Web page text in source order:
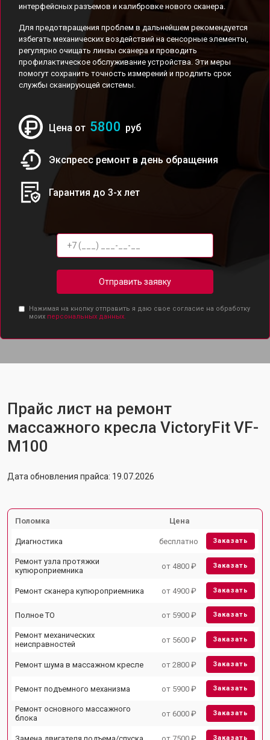
интерфейсных разъемов и калибровке нового сканера.
Для предотвращения проблем в дальнейшем рекомендуется
избегать механических воздействий на сенсорные элементы,
регулярно очищать линзы сканера и проводить
профилактическое обслуживание устройства. Эти меры
помогут сохранить точность измерений и продлить срок
службы сканирующей системы.
Цена от 5800 руб
Экспресс ремонт в день обращения
Гарантия до 3-х лет
Отправить заявку
Нажимая на кнопку отправить я даю свое согласие на обработку
моих персональных данных.
Прайс лист на ремонт
массажного кресла VictoryFit VF-
M100
Дата обновления прайса: 19.07.2026
Поломка Цена
Диагностика бесплатно Заказать
Ремонт узла протяжки
купюроприемника
от 4800 ₽ Заказать
Ремонт сканера купюроприемника от 4900 ₽ Заказать
Полное ТО от 5900 ₽ Заказать
Ремонт механических
неисправностей
от 5600 ₽ Заказать
Ремонт шума в массажном кресле от 2800 ₽ Заказать
Ремонт подъемного механизма от 5900 ₽ Заказать
Ремонт основного массажного
блока
от 6000 ₽ Заказать
Замена двигателя подъема/спуска от 7500 ₽ Заказать